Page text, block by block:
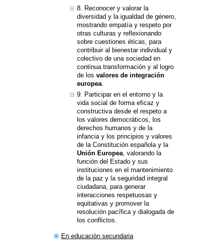
8. Reconocer y valorar la
diversidad y la igualdad de género,
mostrando empatía y respeto por
otras culturas y reflexionando
sobre cuestiones éticas, para
contribuir al bienestar individual y
colectivo de una sociedad en
continua transformación y al logro
de los valores de integración
europea.
9. Participar en el entorno y la
vida social de forma eficaz y
constructiva desde el respeto a
los valores democráticos, los
derechos humanos y de la
infancia y los principios y valores
de la Constitución española y la
Unión Europea, valorando la
función del Estado y sus
instituciones en el mantenimiento
de la paz y la seguridad integral
ciudadana, para generar
interacciones respetuosas y
equitativas y promover la
resolución pacífica y dialogada de
los conflictos.
En educación secundaria